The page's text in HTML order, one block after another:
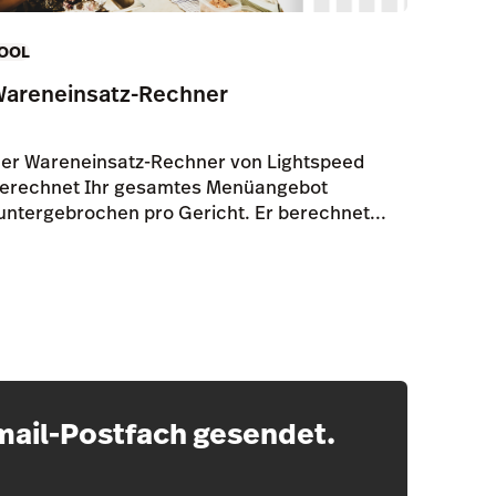
Rechner
Wareneinsatz-Rechner von Lightspeed
Ihr gesamtes Menüangebot
pro Gericht. Er berechnet...
Postfach gesendet.